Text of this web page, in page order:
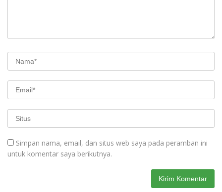
Simpan nama, email, dan situs web saya pada peramban ini
untuk komentar saya berikutnya.